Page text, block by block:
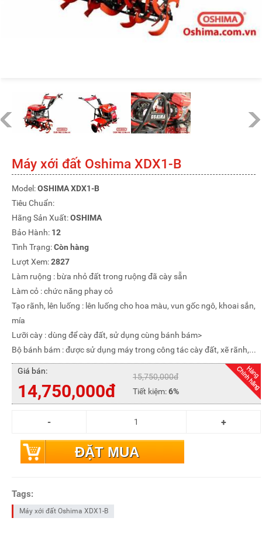
Máy xới đất Oshima XDX1-B
Model:OSHIMA XDX1-B
Tiêu Chuẩn:
Hãng Sản Xuất:OSHIMA
Bảo Hành: 12
Tình Trạng:Còn hàng
Lượt Xem:2827
Làm ruộng : bừa nhỏ đất trong ruộng đã cày sẵn
Làm cỏ : chức năng phay cỏ
Tạo rãnh, lên luống : lên luống cho hoa màu, vun gốc ngô, khoai sắn,
mía
Lưỡi cày : dùng để cày đất, sử dụng cùng bánh bám>
Bộ bánh bám : được sử dụng máy trong công tác cày đất, xẽ rãnh,...
Giá bán:
14,750,000đ
15,750,000đ
Tiết kiệm:6%
ĐẶT MUA
Tags:
Máy xới đất Oshima XDX1-B